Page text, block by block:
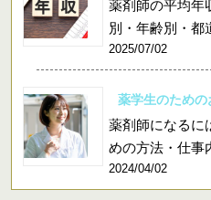
薬剤師の平均年
別・年齢別・都
2025/07/02
薬学生のため
薬剤師になるに
めの方法・仕事
2024/04/02